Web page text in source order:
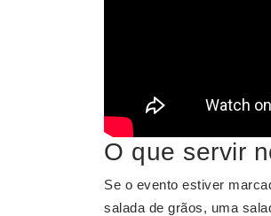
O que servir
Se o evento estiver
salada de grãos, uma